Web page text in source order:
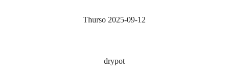
Thurso 2025-09-12
drypot